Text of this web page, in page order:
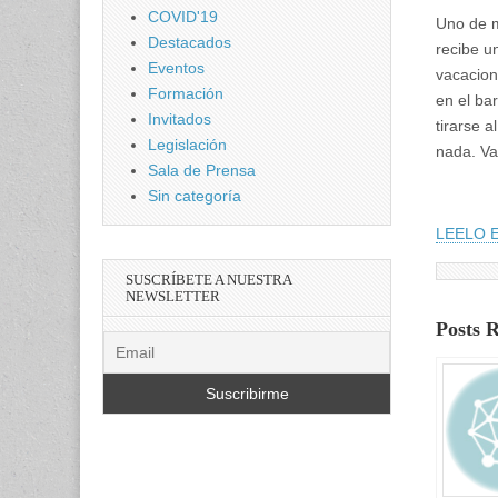
Uno de
recibe
en el
tirarse
nada.
LEELO
Posts
COVID'19
Destacados
Eventos
Formación
Invitados
Legislación
Sala de Prensa
Sin categoría
SUSCRÍBETE A NUESTRA
NEWSLETTER